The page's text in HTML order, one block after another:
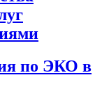
по ЭКО в